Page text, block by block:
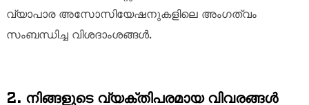
വ്യാപാര അസോസിയേഷനുകളിലെ അംഗത്വം
സംബന്ധിച്ച വിശദാംശങ്ങൾ.
2. നിങ്ങളുടെ വ്യക്തിപരമായ വിവരങ്ങൾ